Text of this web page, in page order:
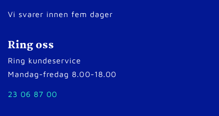
Vi svarer innen fem dager
Ring oss
Ring kundeservice
Mandag-fredag 8.00-18.00
23 06 87 00